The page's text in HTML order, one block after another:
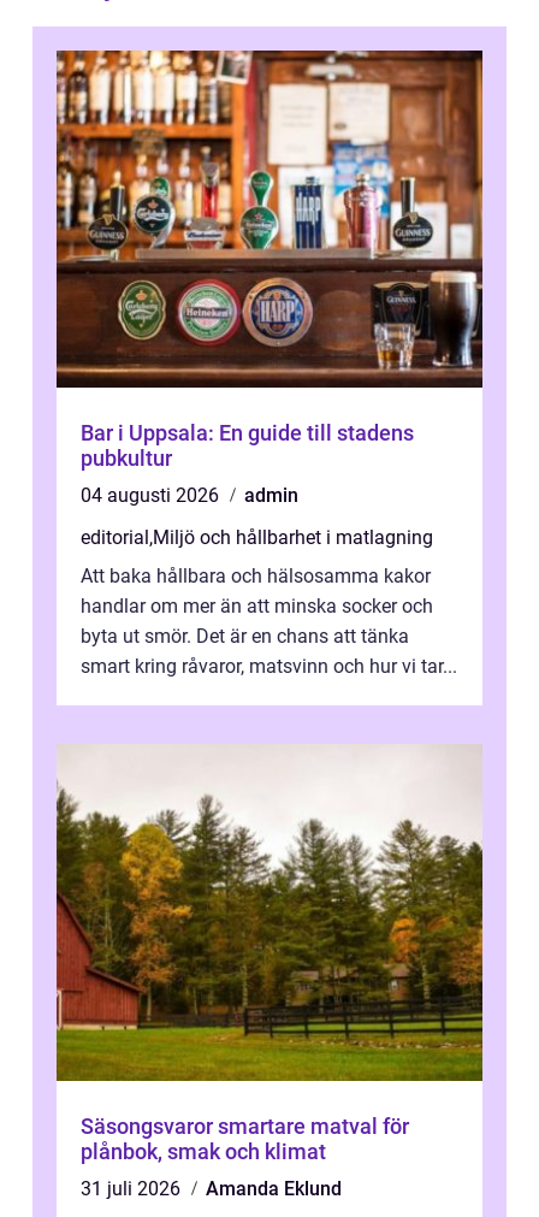
Bar i Uppsala: En guide till stadens
pubkultur
04 augusti 2026
admin
editorial ,Miljö och hållbarhet i matlagning
Att baka hållbara och hälsosamma kakor
handlar om mer än att minska socker och
byta ut smör. Det är en chans att tänka
smart kring råvaror, matsvinn och hur vi tar...
Säsongsvaror smartare matval för
plånbok, smak och klimat
31 juli 2026
Amanda Eklund